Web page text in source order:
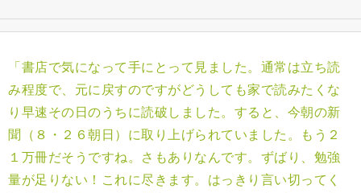
「書店で気になって手にとって見ました。通常は立ち読
み程度で、元に戻すのですがどうしても家で読みたくな
り早速その日のうちに読破しました。すると、今朝の新
聞（８・２６朝日）に取り上げられていました。もう２
１万冊だそうですね。さもありなんです。ずばり、勉強
量が足りない！これに尽きます。はっきり言い切ってく